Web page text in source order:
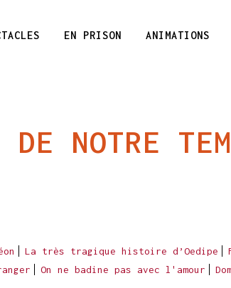
EN PRISON ANIMATIONS
NOTRE
La très tragique histoire d’Oedipe
On ne badine pas avec l'amour